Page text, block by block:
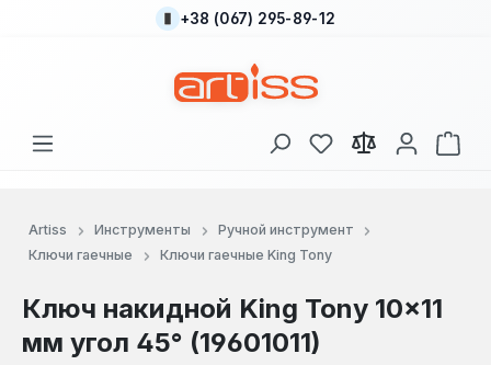
Перейти к основному содержанию
+38 (067) 295-89-12
У вас есть товары
В
Artiss Инструменты
Ручной инструмент
Ключи гаечные
Ключи гаечные King Tony
Ключ накидной King Tony 10×11
мм угол 45° (19601011)